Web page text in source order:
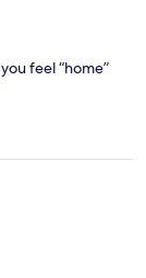
feel “home”